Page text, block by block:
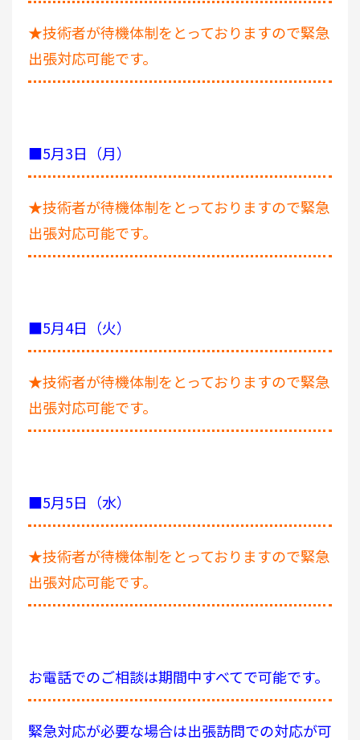
★技術者が待機体制をとっておりますので緊急
出張対応可能です。
■5月3日（月）
★技術者が待機体制をとっておりますので緊急
出張対応可能です。
■5月4日（火）
★技術者が待機体制をとっておりますので緊急
出張対応可能です。
■5月5日（水）
★技術者が待機体制をとっておりますので緊急
出張対応可能です。
お電話でのご相談は期間中すべてで可能です。
緊急対応が必要な場合は出張訪問での対応が可